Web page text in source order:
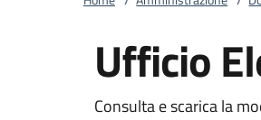
Ufficio
Consulta e scarica la